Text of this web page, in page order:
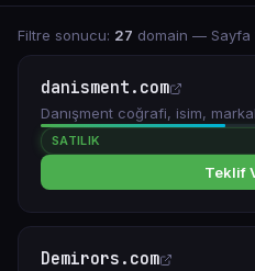
Filtre sonucu: 27 domain — Sayfa
danisment.com
Danışment coğrafi, isim,
SATILIK
Teklif
Demirors.com